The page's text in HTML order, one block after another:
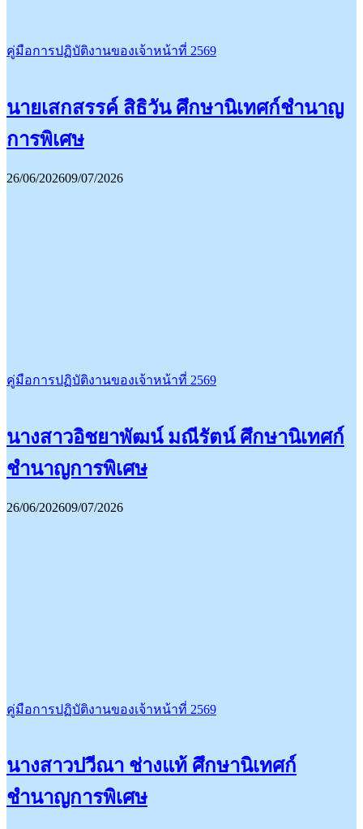
คู่มือการปฏิบัติงานของเจ้าหน้าที่ 2569
นายเสกสรรค์ สิธิวัน ศึกษานิเทศก์ชำนาญ
การพิเศษ
26/06/202609/07/2026
คู่มือการปฏิบัติงานของเจ้าหน้าที่ 2569
นางสาวอิชยาพัฒน์ มณีรัตน์ ศึกษานิเทศก์
ชำนาญการพิเศษ
26/06/202609/07/2026
คู่มือการปฏิบัติงานของเจ้าหน้าที่ 2569
นางสาวปวีณา ช่างแท้ ศึกษานิเทศก์
ชำนาญการพิเศษ